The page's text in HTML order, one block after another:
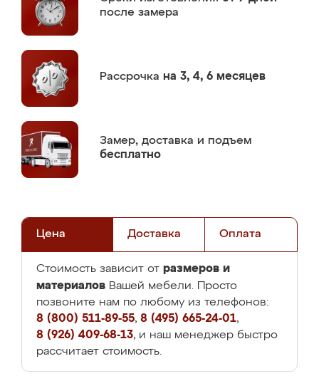
после замера
Рассрочка на 3, 4, 6 месяцев
Замер, доставка и подъем
бесплатно
Цена Доставка Оплата
Стоимость зависит от размеров и
материалов Вашей мебели. Просто
позвоните нам по любому из телефонов:
8 (800) 511-89-55, 8 (495) 665-24-01,
8 (926) 409-68-13, и наш менеджер быстро
рассчитает стоимость.